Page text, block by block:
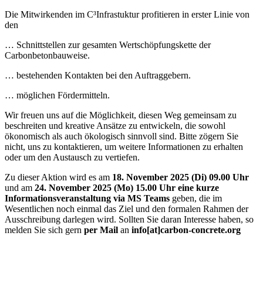
Die Mitwirkenden im C³Infrastuktur profitieren in erster Linie von
den
… Schnittstellen zur gesamten Wertschöpfungskette der
Carbonbetonbauweise.
… bestehenden Kontakten bei den Auftraggebern.
… möglichen Fördermitteln.
Wir freuen uns auf die Möglichkeit, diesen Weg gemeinsam zu
beschreiten und kreative Ansätze zu entwickeln, die sowohl
ökonomisch als auch ökologisch sinnvoll sind. Bitte zögern Sie
nicht, uns zu kontaktieren, um weitere Informationen zu erhalten
oder um den Austausch zu vertiefen.
Zu dieser Aktion wird es am 18. November 2025 (Di) 09.00 Uhr
und am 24. November 2025 (Mo) 15.00 Uhr eine kurze
Informationsveranstaltung via MS Teams geben, die im
Wesentlichen noch einmal das Ziel und den formalen Rahmen der
Ausschreibung darlegen wird. Sollten Sie daran Interesse haben, so
melden Sie sich gern per Mail an info[at]carbon-concrete.org